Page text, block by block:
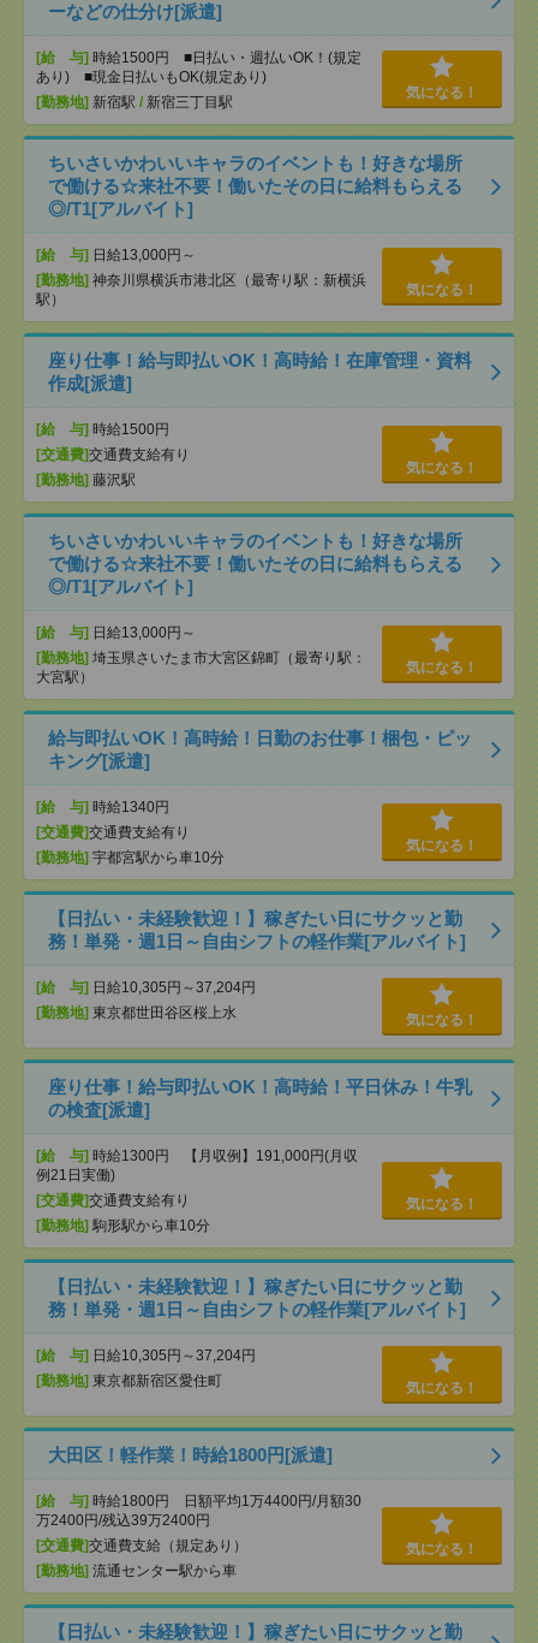
ーなどの仕分け[派遣]
[給 与] 時給1500円 ■日払い・週払いOK！(規定
あり) ■現金日払いもOK(規定あり)
[勤務地] 新宿駅 / 新宿三丁目駅
気になる！
ちいさいかわいいキャラのイベントも！好きな場所
で働ける☆来社不要！働いたその日に給料もらえる
◎/T1[アルバイト]
[給 与] 日給13,000円～
[勤務地] 神奈川県横浜市港北区（最寄り駅：新横浜
駅）
気になる！
座り仕事！給与即払いOK！高時給！在庫管理・資料
作成[派遣]
[給 与] 時給1500円
[交通費]交通費支給有り
[勤務地] 藤沢駅
気になる！
ちいさいかわいいキャラのイベントも！好きな場所
で働ける☆来社不要！働いたその日に給料もらえる
◎/T1[アルバイト]
[給 与] 日給13,000円～
[勤務地] 埼玉県さいたま市大宮区錦町（最寄り駅：
大宮駅）
気になる！
給与即払いOK！高時給！日勤のお仕事！梱包・ピッ
キング[派遣]
[給 与] 時給1340円
[交通費]交通費支給有り
[勤務地] 宇都宮駅から車10分
気になる！
【日払い・未経験歓迎！】稼ぎたい日にサクッと勤
務！単発・週1日～自由シフトの軽作業[アルバイト]
[給 与] 日給10,305円～37,204円
[勤務地] 東京都世田谷区桜上水 気になる！
座り仕事！給与即払いOK！高時給！平日休み！牛乳
の検査[派遣]
[給 与] 時給1300円 【月収例】191,000円(月収
例21日実働)
[交通費]交通費支給有り
[勤務地] 駒形駅から車10分
気になる！
【日払い・未経験歓迎！】稼ぎたい日にサクッと勤
務！単発・週1日～自由シフトの軽作業[アルバイト]
[給 与] 日給10,305円～37,204円
[勤務地] 東京都新宿区愛住町 気になる！
大田区！軽作業！時給1800円[派遣]
[給 与] 時給1800円 日額平均1万4400円/月額30
万2400円/残込39万2400円
[交通費]交通費支給（規定あり）
[勤務地] 流通センター駅から車
気になる！
【日払い・未経験歓迎！】稼ぎたい日にサクッと勤